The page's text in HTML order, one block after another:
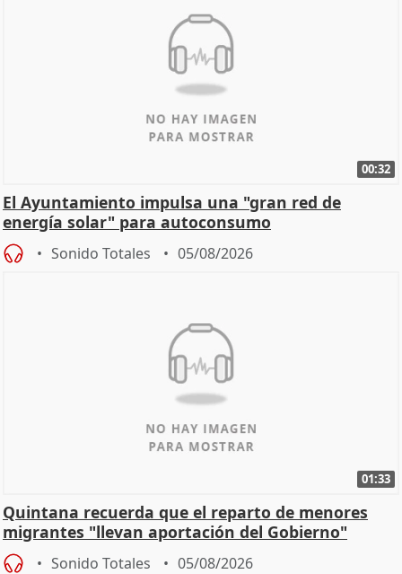
00:32
El Ayuntamiento impulsa una "gran red de
energía solar" para autoconsumo
Sonido Totales 05/08/2026
01:33
Quintana recuerda que el reparto de menores
migrantes "llevan aportación del Gobierno"
central
Sonido Totales 05/08/2026